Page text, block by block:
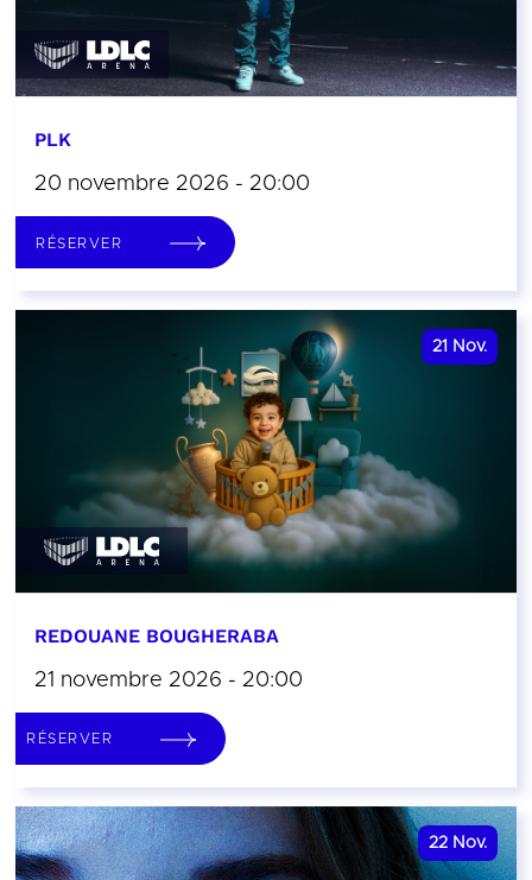
PLK
20 novembre 2026 - 20:00
RÉSERVER
21 Nov.
REDOUANE BOUGHERABA
21 novembre 2026 - 20:00
RÉSERVER
22 Nov.